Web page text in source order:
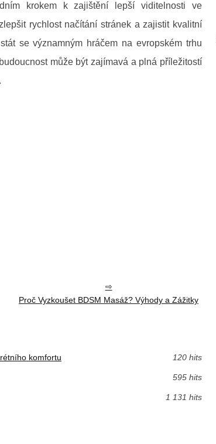
krokem k zajištění lepší viditelnosti ve
rychlost načítání stránek a zajistit kvalitní
se významným hráčem na evropském trhu
může být zajímavá a plná příležitostí
Proč Vyzkoušet BDSM Masáž? Výhody a Zážitky
komfortu 120 hits
595 hits
1 131 hits